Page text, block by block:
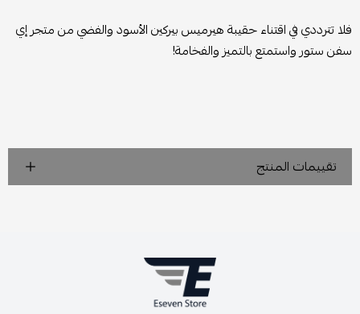
فلا تترددي في اقتناء حقيبة هيرميس بيركين الأسود والفضي من متجر إي
سفن ستور واستمتع بالتميز والفخامة!
تقييمات المنتج